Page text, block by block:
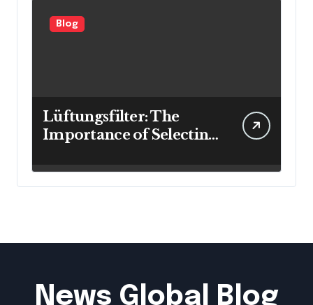
Blog
Lüftungsfilter: The
Importance of Selecting
Cleaner Indoor Air
News Global Blog